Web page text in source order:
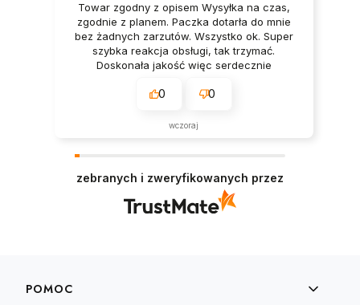
Towar zgodny z opisem Wysyłka na czas,
zgodnie z planem. Paczka dotarła do mnie
bez żadnych zarzutów. Wszystko ok. Super
szybka reakcja obsługi, tak trzymać.
Doskonała jakość więc serdecznie
0 0
wczoraj
zebranych i zweryfikowanych przez
Linki w stopce
POMOC